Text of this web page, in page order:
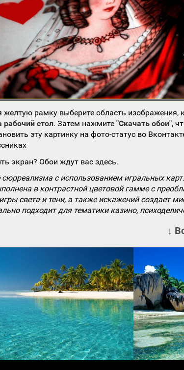
желтую рамку выберите область изображения,
рабочий стол. Затем нажмите"Скачать обои",
эту картинку на фото-статус во
экран? Обои ждут вас здесь.
сюрреализма с использованием игральных
в контрастной цветовой гамме с
света и тени, а также искажений создает
подходит для тематики казино,
↓